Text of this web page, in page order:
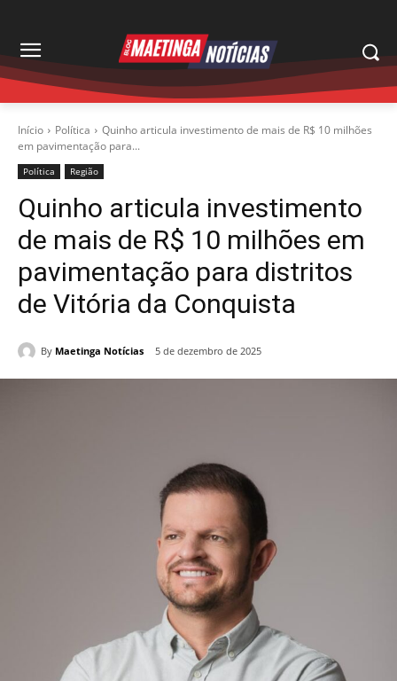
Início Política
Quinho articula investimento de mais de R$ 10 milhões
em pavimentação para...
Política Região
Quinho articula investimento
de mais de R$ 10 milhões em
pavimentação para distritos
de Vitória da Conquista
By Maetinga Notícias 5 de dezembro de 2025